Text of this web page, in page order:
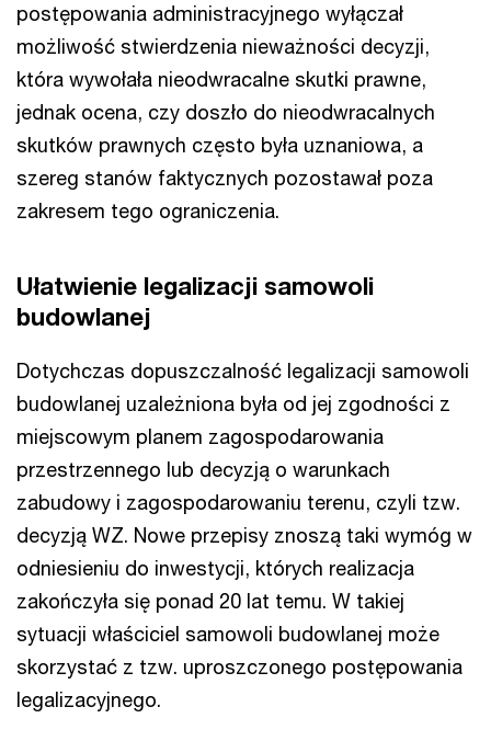
postępowania administracyjnego wyłączał
możliwość stwierdzenia nieważności decyzji,
która wywołała nieodwracalne skutki prawne,
jednak ocena, czy doszło do nieodwracalnych
skutków prawnych często była uznaniowa, a
szereg stanów faktycznych pozostawał poza
zakresem tego ograniczenia.
Ułatwienie legalizacji samowoli
budowlanej
Dotychczas dopuszczalność legalizacji samowoli
budowlanej uzależniona była od jej zgodności z
miejscowym planem zagospodarowania
przestrzennego lub decyzją o warunkach
zabudowy i zagospodarowaniu terenu, czyli tzw.
decyzją WZ. Nowe przepisy znoszą taki wymóg w
odniesieniu do inwestycji, których realizacja
zakończyła się ponad 20 lat temu. W takiej
sytuacji właściciel samowoli budowlanej może
skorzystać z tzw. uproszczonego postępowania
legalizacyjnego.